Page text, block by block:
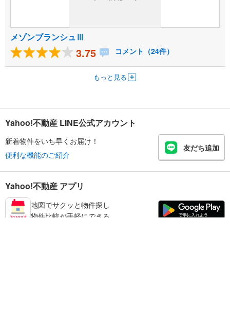
メゾンブランシュⅢ
3.75 コメント（24件）
もっと見る
Yahoo!不動産 LINE公式アカウント
新着物件をいち早くお届け！
便利な機能のご紹介
友だち追加
Yahoo!不動産 アプリ
地図でサクッと物件探し
物件比較が手軽にできる